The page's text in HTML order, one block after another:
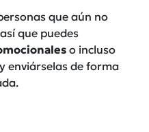
que aún no
que puedes
o incluso
enviárselas de forma